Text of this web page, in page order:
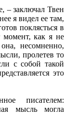
– заключал Твен
я видел ее там,
поклясться в
как я не
несомненно,
пролетев то
с собой такой
это
писателем:
мысль могла